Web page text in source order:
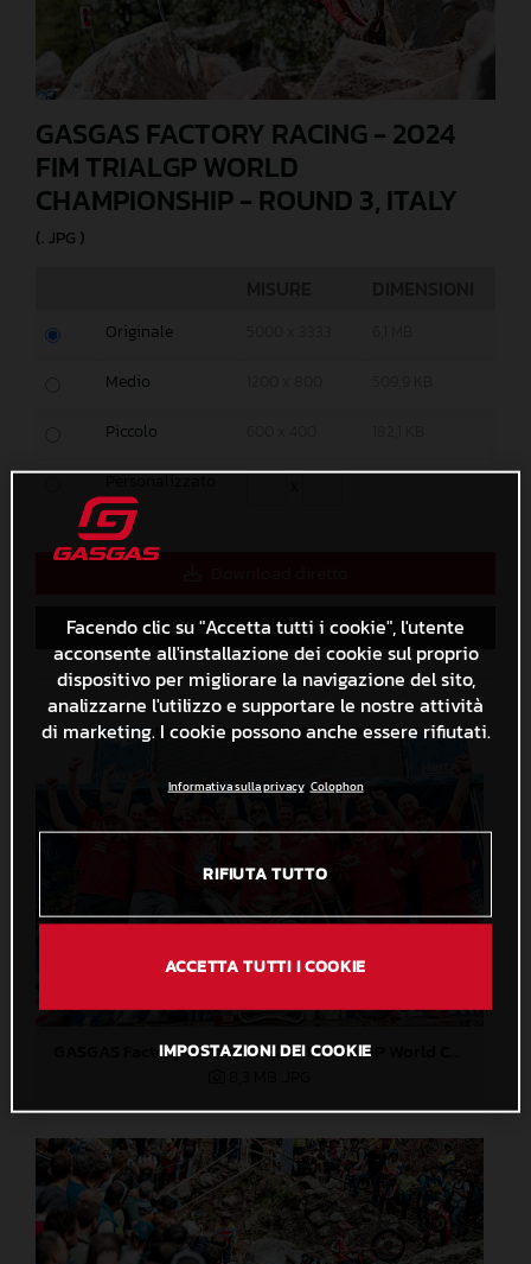
GASGAS FACTORY RACING - 2024
FIM TRIALGP WORLD
CHAMPIONSHIP - ROUND 3, ITALY
(. JPG )
Originale
Medio
Piccolo
Personalizzato
Salva nella Lightbox
Facendo clic su "Accetta tutti i cookie", l'utente
acconsente all'installazione dei cookie sul proprio
dispositivo per migliorare la navigazione del sito,
analizzarne l'utilizzo e supportare le nostre attività
di marketing. I cookie possono anche essere rifiutati.
Informativa sulla privacy Colophon
RIFIUTA TUTTO
ACCETTA TUTTI I COOKIE
IMPOSTAZIONI DEI COOKIE